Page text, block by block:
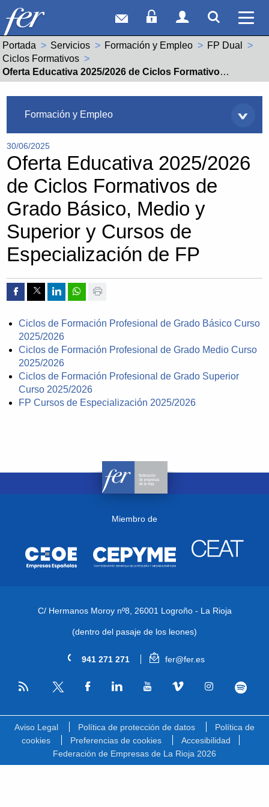
Correo webAcceso Socios
Acceso
Ver
Portada Servicios Formación y Empleo
FP Dual
Ciclos Formativos
Actual:
Oferta Educativa 2025/2026 de Ciclos Formativos de Grado Básico, Medio y Superior y Cursos de Especialización de FP
Formación y Empleo
30/06/2025
Oferta Educativa 2025/2026
de Ciclos Formativos de
Grado Básico, Medio y
Superior y Cursos de
Especialización de FP
Compartir por Facebook
Compartir por Twitter
Compartir por Linkedin
Compartir por whatsapp
Imprimir
Ciclos de Formación Profesional de Grado Básico Curso
2025/2026
Ciclos de Formación Profesional de Grado Medio Curso
2025/2026
Ciclos de Formación Profesional de Grado Superior
Curso 2025/2026
FP Cursos de Especialización 2025/2026
Miembro de
C/ Hermanos Moroy nº8, 26001 Logroño - La Rioja
(dentro del pasaje de los leones)
941 271 271 fer@fer.es
RSS
Aviso Legal Política de protección de datos
Política de
cookies
Preferencias de cookies
Accesibilidad
Federación de Empresas de La Rioja 2026